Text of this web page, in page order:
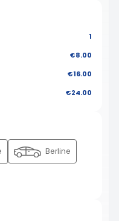
1
€8.00
€16.00
€24.00
Berline